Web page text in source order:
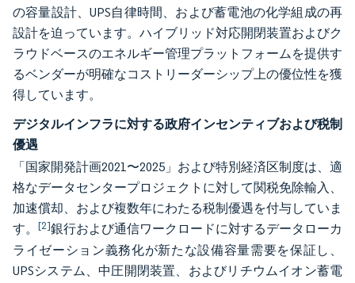
の容量設計、UPS自律時間、および蓄電池の化学組成の再
設計を迫っています。ハイブリッド対応開閉装置およびク
ラウドベースのエネルギー管理プラットフォームを提供す
るベンダーが明確なコストリーダーシップ上の優位性を獲
得しています。
デジタルインフラに対する政府インセンティブおよび税制
優遇
「国家開発計画2021〜2025」および特別経済区制度は、適
格なデータセンタープロジェクトに対して関税免除輸入、
加速償却、および複数年にわたる税制優遇を付与していま
す。 [2]銀行および通信ワークロードに対するデータローカ
ライゼーション義務化が新たな設備容量需要を保証し、
UPSシステム、中圧開閉装置、およびリチウムイオン蓄電